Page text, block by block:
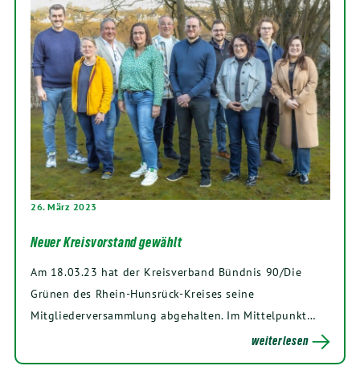
26. März 2023
Neuer Kreisvorstand gewählt
Am 18.03.23 hat der Kreisverband Bündnis 90/Die
Grünen des Rhein-Hunsrück-Kreises seine
Mitgliederversammlung abgehalten. Im Mittelpunkt…
weiterlesen